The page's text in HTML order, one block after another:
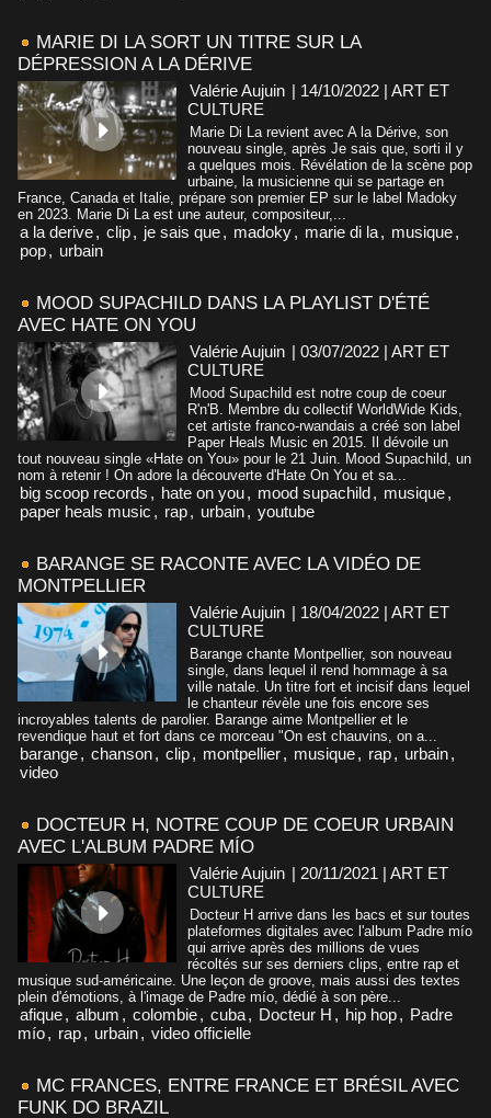
MARIE DI LA SORT UN TITRE SUR LA
DÉPRESSION A LA DÉRIVE
Valérie Aujuin | 14/10/2022 | ART ET
CULTURE
Marie Di La revient avec A la Dérive, son
nouveau single, après Je sais que, sorti il y
a quelques mois. Révélation de la scène pop
urbaine, la musicienne qui se partage en
France, Canada et Italie, prépare son premier EP sur le label Madoky
en 2023. Marie Di La est une auteur, compositeur,...
a la derive, clip, je sais que, madoky, marie di la, musique,
pop, urbain
MOOD SUPACHILD DANS LA PLAYLIST D'ÉTÉ
AVEC HATE ON YOU
Valérie Aujuin | 03/07/2022 | ART ET
CULTURE
Mood Supachild est notre coup de coeur
R'n'B. Membre du collectif WorldWide Kids,
cet artiste franco-rwandais a créé son label
Paper Heals Music en 2015. Il dévoile un
tout nouveau single «Hate on You» pour le 21 Juin. Mood Supachild, un
nom à retenir ! On adore la découverte d'Hate On You et sa...
big scoop records , hate on you, mood supachild, musique,
paper heals music , rap, urbain, youtube
BARANGE SE RACONTE AVEC LA VIDÉO DE
MONTPELLIER
Valérie Aujuin | 18/04/2022 | ART ET
CULTURE
Barange chante Montpellier, son nouveau
single, dans lequel il rend hommage à sa
ville natale. Un titre fort et incisif dans lequel
le chanteur révèle une fois encore ses
incroyables talents de parolier. Barange aime Montpellier et le
revendique haut et fort dans ce morceau "On est chauvins, on a...
barange, chanson, clip, montpellier, musique, rap, urbain,
video
DOCTEUR H, NOTRE COUP DE COEUR URBAIN
AVEC L'ALBUM PADRE MÍO
Valérie Aujuin | 20/11/2021 | ART ET
CULTURE
Docteur H arrive dans les bacs et sur toutes
plateformes digitales avec l'album Padre mío
qui arrive après des millions de vues
récoltés sur ses derniers clips, entre rap et
musique sud-américaine. Une leçon de groove, mais aussi des textes
plein d'émotions, à l'image de Padre mío, dédié à son père...
afique, album , colombie, cuba, Docteur H , hip hop, Padre
mío, rap, urbain, video officielle
MC FRANCES, ENTRE FRANCE ET BRÉSIL AVEC
FUNK DO BRAZIL